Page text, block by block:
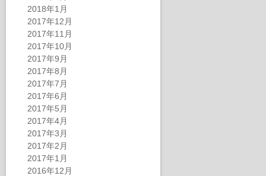
2018年1月
2017年12月
2017年11月
2017年10月
2017年9月
2017年8月
2017年7月
2017年6月
2017年5月
2017年4月
2017年3月
2017年2月
2017年1月
2016年12月